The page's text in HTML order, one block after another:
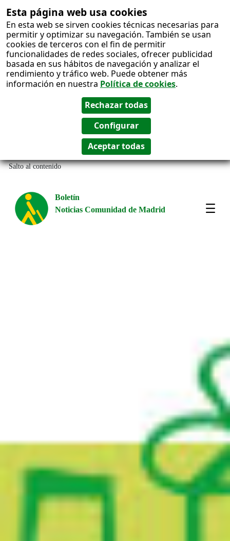
Esta página web usa cookies
En esta web se sirven cookies técnicas necesarias para
permitir y optimizar su navegación. También se usan
cookies de terceros con el fin de permitir
funcionalidades de redes sociales, ofrecer publicidad
basada en sus hábitos de navegación y analizar el
rendimiento y tráfico web. Puede obtener más
información en nuestra Política de cookies.
Salto al contenido
Boletín
Noticias Comunidad de Madrid